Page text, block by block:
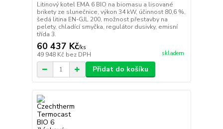
Litinový kotel EMA 6 BIO na biomasu a lisované
brikety ze slunečnice, výkon 34 kW, účinnost 80,6 %,
šedá litina EN-GJL 200, možnost přestavby na
pelety, chladící smyčka, regulátor dusivky, emisní
třída 3.
60 437 Kč/ks
49 948 Kč bez DPH skladem
Přidat do košíku